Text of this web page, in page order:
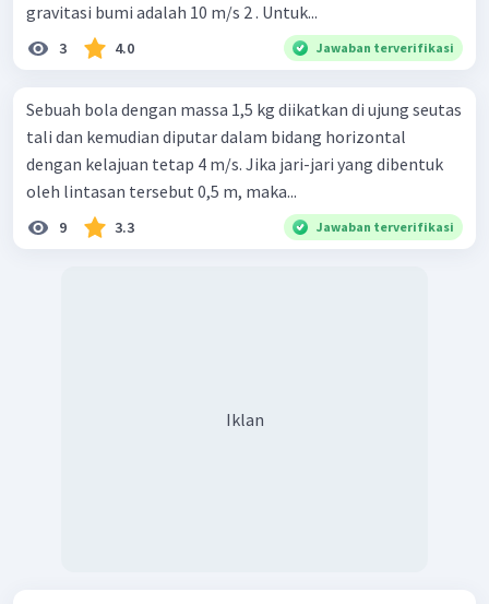
gravitasi bumi adalah 10 m/s 2 . Untuk...
3 4.0 Jawaban terverifikasi
Sebuah bola dengan massa 1,5 kg diikatkan di ujung seutas
tali dan kemudian diputar dalam bidang horizontal
dengan kelajuan tetap 4 m/s. Jika jari-jari yang dibentuk
oleh lintasan tersebut 0,5 m, maka...
9 3.3 Jawaban terverifikasi
Iklan